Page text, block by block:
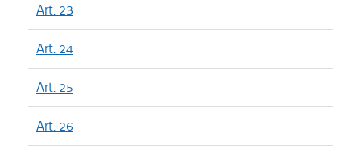
Art. 23
Art. 24
Art. 25
Art. 26